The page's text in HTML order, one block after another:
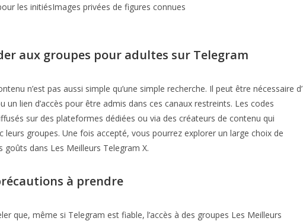
les initiésImages privées de figures connues
aux groupes pour adultes sur Telegram
n’est pas aussi simple qu’une simple recherche. Il peut être nécessaire d’
un lien d’accès pour être admis dans ces canaux restreints. Les codes
sur des plateformes dédiées ou via des créateurs de contenu qui
leurs groupes. Une fois accepté, vous pourrez explorer un large choix de
goûts dans Les Meilleurs Telegram X.
à prendre
que, même si Telegram est fiable, l’accès à des groupes Les Meilleurs